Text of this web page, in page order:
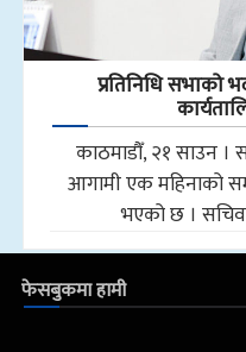
प्रतिनिधि सभाको
काठमाडौँ, २१ साउन ।
आगामी एक महिनाको
भएको छ ।
फेसबुकमा हामी